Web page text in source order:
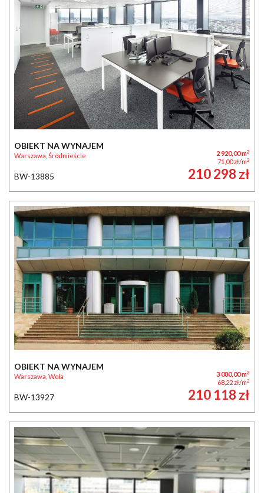
OBIEKT NA WYNAJEM
Warszawa, Śródmieście 2 920,00 m2
71,00 zł/m2
BW-13885 210 298 zł
OBIEKT NA WYNAJEM
Warszawa, Wola 3 080,00 m2
68,22 zł/m2
BW-13927 210 118 zł